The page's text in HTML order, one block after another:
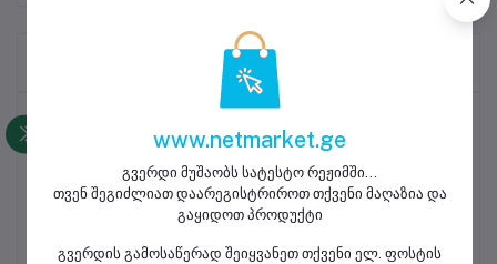
Frequently Brought Products
მობილური ტელეფონის ეკრანის
საწმენდი სალფეთქი
0.35 ₾
www.netmarket.ge
გვერდი მუშაობს სატესტო რეჟიმში...
თვენ შეგიძლიათ დაარეგისტრიროთ თქვენი მაღაზია და
გაყიდოთ პროდუქტი
გვერდის გამოსაწერად შეიყვანეთ თქვენი ელ. ფოსტის